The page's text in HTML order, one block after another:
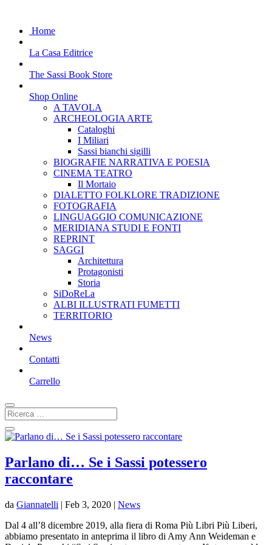
Home
La Casa Editrice
The Sassi Book Store
Shop Online
A TAVOLA
ARCHEOLOGIA ARTE
Cataloghi
I Miliari
Sassi bianchi sigilli
BIOGRAFIE NARRATIVA E POESIA
CINEMA TEATRO
Il Mortaio
DIALETTO FOLKLORE TRADIZIONE
FOTOGRAFIA
LINGUAGGIO COMUNICAZIONE
MERIDIANA STUDI E FONTI
REPRINT
SAGGI
Architettura
Protagonisti
Storia
SiDoReLa
ALBI ILLUSTRATI FUMETTI
TERRITORIO
News
Contatti
Carrello
Parlano di… Se i Sassi potessero
raccontare
da Giannatelli | Feb 3, 2020 | News
Dal 4 all’8 dicembre 2019, alla fiera di Roma Più Libri Più Liberi,
abbiamo presentato in anteprima il libro di Amy Ann Weideman e